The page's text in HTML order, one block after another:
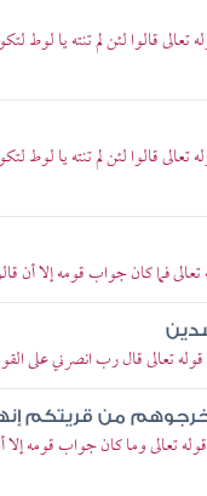
قالوا لئن لم تنته يا لوط
قالوا لئن لم تنته يا لوط
فما كان جواب قومه إلا أن
تعالى قال رب انصرني على
أخرجوهم من قريتكم
تعالى وما كان جواب قومه